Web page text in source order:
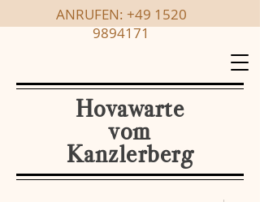
Hovawarte
vom
Kanzlerberg
ANRUFEN: +49 1520
9894171